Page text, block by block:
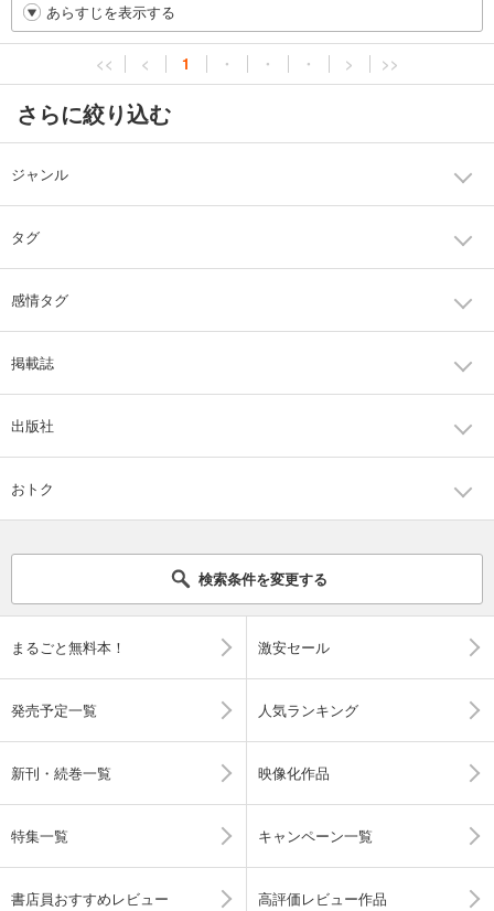
あらすじを表示する
<< < 1 ・ ・ ・ > >>
さらに絞り込む
ジャンル
タグ
感情タグ
掲載誌
出版社
おトク
検索条件を変更する
まるごと無料本！ 激安セール
発売予定一覧 人気ランキング
新刊・続巻一覧 映像化作品
特集一覧 キャンペーン一覧
書店員おすすめレビュー 高評価レビュー作品